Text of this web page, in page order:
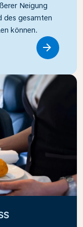
Neigung
des gesamten
können.